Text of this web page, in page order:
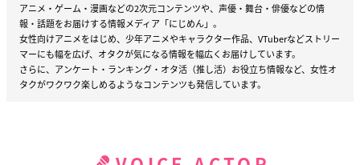
アニメ・ゲーム・漫画などの2次元コンテンツや、声優・舞台・俳優などの情
報・話題をお届けする情報メディア「にじめん」。
女性向けアニメをはじめ、少年アニメやキャラクター作品、VTuberなどストリー
マーにも幅を広げ、オタクが気になる情報を幅広くお届けしています。
さらに、アンケート・ランキング・オタ活（推し活）お役立ち情報など、女性オ
タクがワクワク楽しめるようなコンテンツも発信しています。